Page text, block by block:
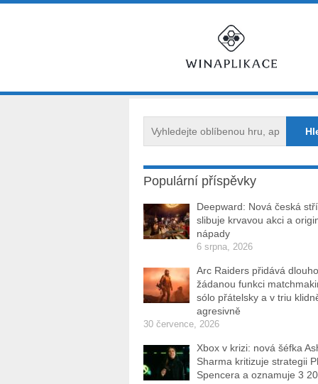
Populární příspěvky
Deepward: Nová česká
slibuje krvavou akci a
nápady
6 srpna, 2026
Arc Raiders přidává dlouho
žádanou funkci
sólo přátelsky a v triu
agresivně
30 července, 2026
Xbox v krizi: nová šéfka
Sharma kritizuje strategii
Spencera a oznamuje 3